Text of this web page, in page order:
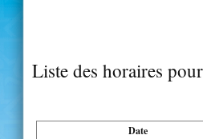
Liste des horaires
Date